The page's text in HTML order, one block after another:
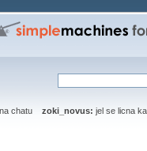
na chatu zoki_novus: jel se licna